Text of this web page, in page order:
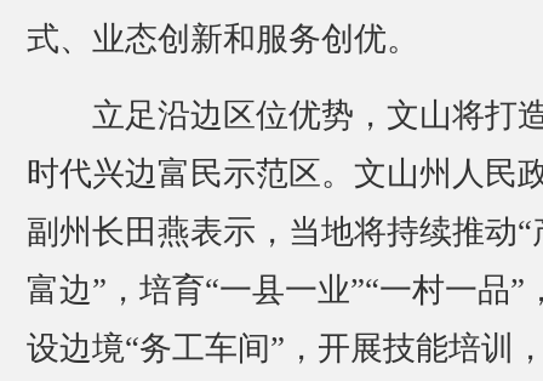
式、业态创新和服务创优。
立足沿边区位优势，文山将打
时代兴边富民示范区。文山州人民
副州长田燕表示，当地将持续推动“
富边”，培育“一县一业”“一村一品”
设边境“务工车间”，开展技能培训